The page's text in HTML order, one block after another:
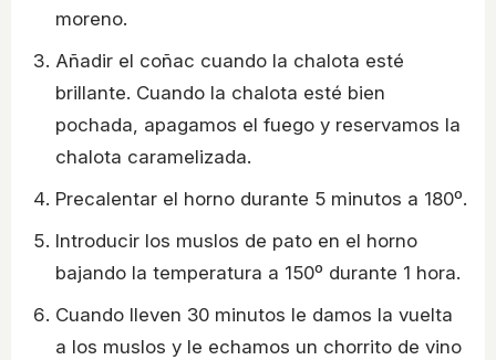
moreno.
Añadir el coñac cuando la chalota esté
brillante. Cuando la chalota esté bien
pochada, apagamos el fuego y reservamos la
chalota caramelizada.
Precalentar el horno durante 5 minutos a 180º.
Introducir los muslos de pato en el horno
bajando la temperatura a 150º durante 1 hora.
Cuando lleven 30 minutos le damos la vuelta
a los muslos y le echamos un chorrito de vino